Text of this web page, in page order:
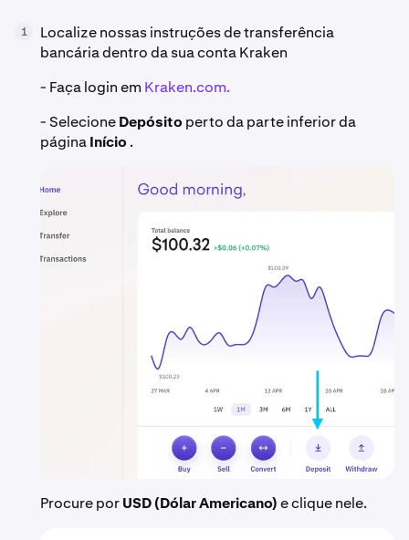
1
Localize nossas instruções de transferência
bancária dentro da sua conta Kraken
- Faça login em Kraken.com.
- SelecioneDepósito perto da parte inferior da
páginaInício .
Procure porUSD (Dólar Americano)e clique nele.